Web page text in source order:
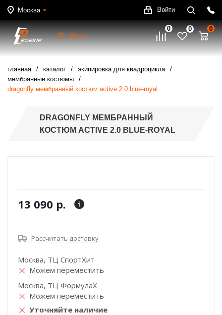
Москва Войти
Меню
0 0 0
главная каталог
экипировка для квадроцикла
мембранные костюмы
dragonfly мембранный костюм active 2.0 blue-royal
DRAGONFLY МЕМБРАННЫЙ
КОСТЮМ ACTIVE 2.0 BLUE-ROYAL
13 090 р.
Рассчитать доставку
Москва, ТЦ СпортХит
Можем переместить
Москва, ТЦ ФормулаХ
Можем переместить
Уточняйте наличие